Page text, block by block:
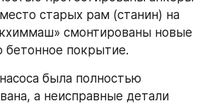
старых рам (станин) на
смонтированы новые
бетонное покрытие.
была полностью
а неисправные детали